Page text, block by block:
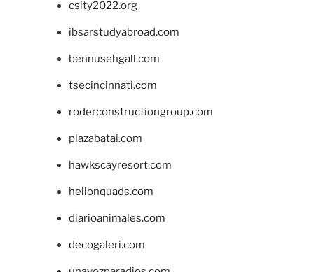
csity2022.org
ibsarstudyabroad.com
bennusehgall.com
tsecincinnati.com
roderconstructiongroup.com
plazabatai.com
hawkscayresort.com
hellonquads.com
diarioanimales.com
decogaleri.com